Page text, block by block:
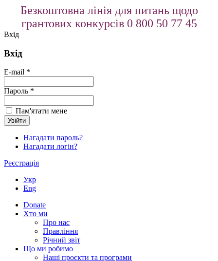
Безкоштовна лінія для питань щодо
грантових конкурсів 0 800 50 77 45
Вхід
Вхід
E-mail *
Пароль *
Пам'ятати мене
Нагадати пароль?
Нагадати логін?
Реєстрація
Укр
Eng
Donate
Хто ми
Про нас
Правління
Річний звіт
Що ми робимо
Наші проєкти та програми